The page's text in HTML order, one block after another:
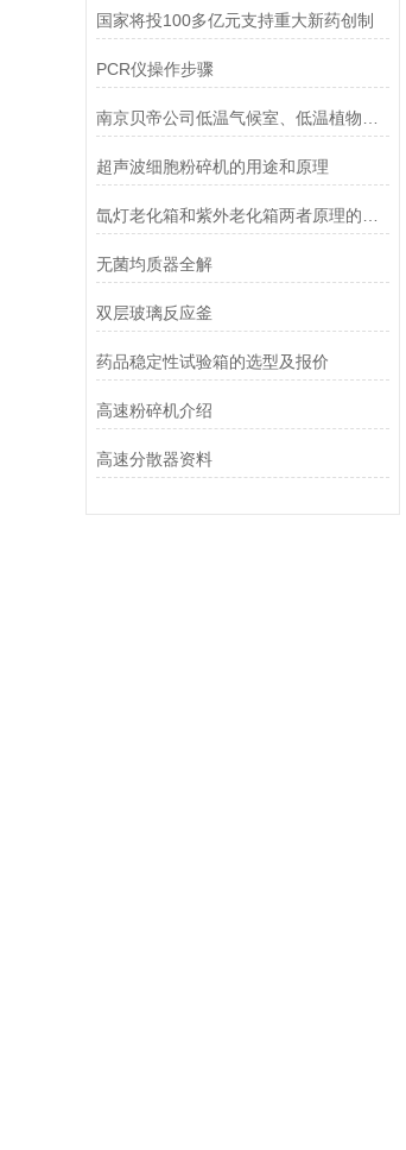
国家将投100多亿元支持重大新药创制
PCR仪操作步骤
超声波细胞粉碎机的用途和原理
无菌均质器全解
双层玻璃反应釜
药品稳定性试验箱的选型及报价
高速粉碎机介绍
高速分散器资料